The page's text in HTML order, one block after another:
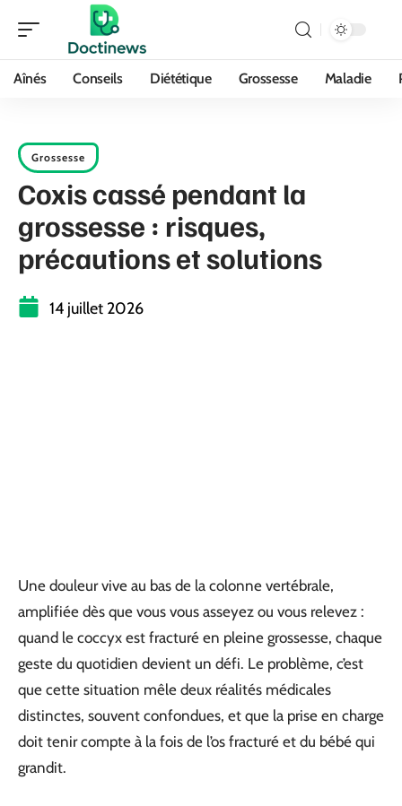
Aînés Conseils Diététique Grossesse Maladie
Grossesse
Coxis cassé pendant la
grossesse : risques,
précautions et solutions
14 juillet 2026
Une douleur vive au bas de la colonne vertébrale,
amplifiée dès que vous vous asseyez ou vous relevez :
quand le coccyx est fracturé en pleine grossesse, chaque
geste du quotidien devient un défi. Le problème, c’est
que cette situation mêle deux réalités médicales
distinctes, souvent confondues, et que la prise en charge
doit tenir compte à la fois de l’os fracturé et du bébé qui
grandit.